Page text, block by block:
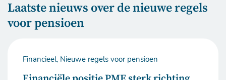
Laatste nieuws over de nieuwe regels
voor pensioen
Financieel, Nieuwe regels voor pensioen